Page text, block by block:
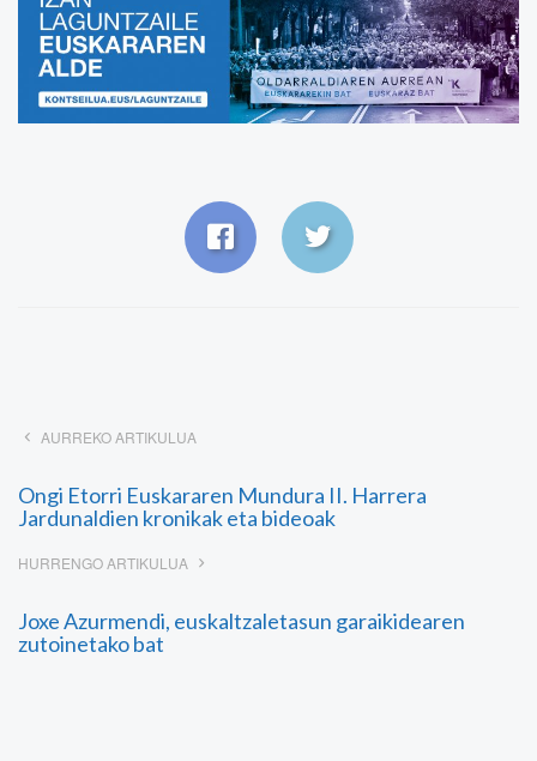
AURREKO ARTIKULUA
Ongi Etorri Euskararen Mundura II. Harrera
Jardunaldien kronikak eta bideoak
HURRENGO ARTIKULUA
Joxe Azurmendi, euskaltzaletasun garaikidearen
zutoinetako bat